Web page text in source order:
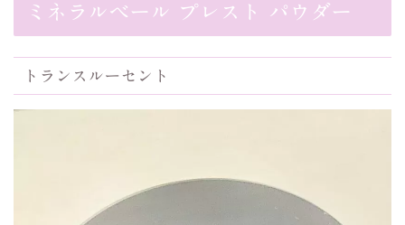
ミネラルベール プレスト パウダー
トランスルーセント